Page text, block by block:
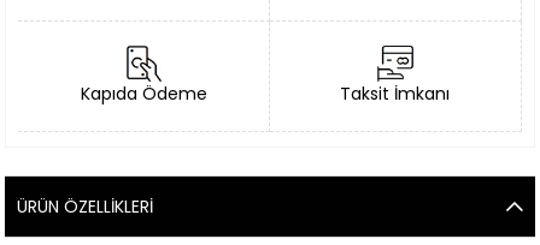
Kapıda Ödeme Taksit İmkanı
ÜRÜN ÖZELLIKLERI